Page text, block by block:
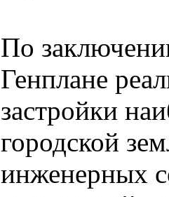
По
Генплане
застройки
городской
инженерных